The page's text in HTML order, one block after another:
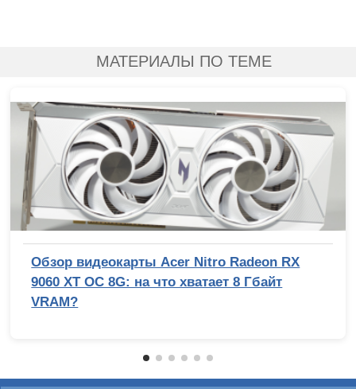
МАТЕРИАЛЫ ПО ТЕМЕ
Обзор видеокарты Acer Nitro Radeon RX
9060 XT OC 8G: на что хватает 8 Гбайт
VRAM?